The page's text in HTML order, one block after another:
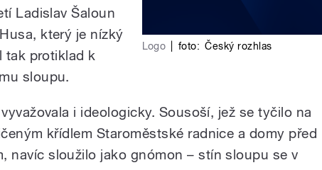
Logo foto: Český rozhlas
Ladislav Šaloun
který je nízký
tak protiklad k
sloupu.
i ideologicky. Sousoší, jež se tyčilo na
křídlem Staroměstské radnice a domy před
navíc sloužilo jako gnómon – stín sloupu se v